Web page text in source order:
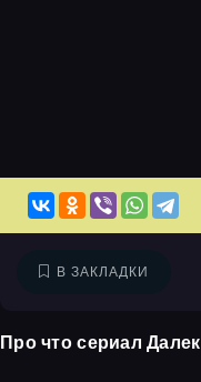
В ЗАКЛАДКИ
Про что сериал